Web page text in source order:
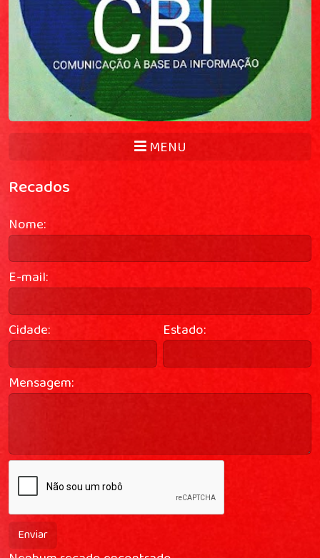
MENU
Recados
Nome:
E-mail:
Cidade: Estado:
Mensagem:
Enviar